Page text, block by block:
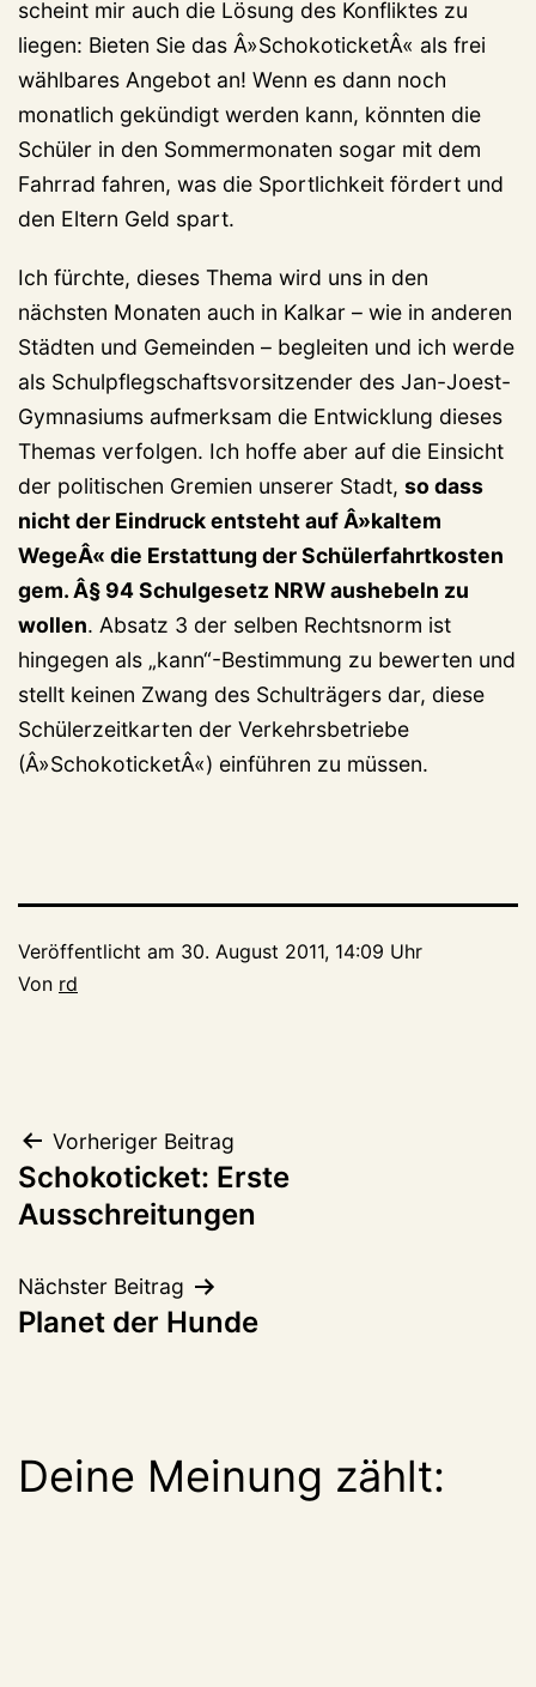
scheint mir auch die Lösung des Konfliktes zu
liegen: Bieten Sie das Â»SchokoticketÂ« als frei
wählbares Angebot an! Wenn es dann noch
monatlich gekündigt werden kann, könnten die
Schüler in den Sommermonaten sogar mit dem
Fahrrad fahren, was die Sportlichkeit fördert und
den Eltern Geld spart.
Ich fürchte, dieses Thema wird uns in den
nächsten Monaten auch in Kalkar – wie in anderen
Städten und Gemeinden – begleiten und ich werde
als Schulpflegschaftsvorsitzender des Jan-Joest-
Gymnasiums aufmerksam die Entwicklung dieses
Themas verfolgen. Ich hoffe aber auf die Einsicht
der politischen Gremien unserer Stadt, so dass
nicht der Eindruck entsteht auf Â»kaltem
WegeÂ« die Erstattung der Schülerfahrtkosten
gem. Â§ 94 Schulgesetz NRW aushebeln zu
wollen. Absatz 3 der selben Rechtsnorm ist
hingegen als „kann“-Bestimmung zu bewerten und
stellt keinen Zwang des Schulträgers dar, diese
Schülerzeitkarten der Verkehrsbetriebe
(Â»SchokoticketÂ«) einführen zu müssen.
Veröffentlicht am 30. August 2011, 14:09 Uhr
Von rd
Beitragsnavigation
Vorheriger Beitrag
Schokoticket: Erste
Ausschreitungen
Nächster Beitrag
Planet der Hunde
Deine Meinung zählt: